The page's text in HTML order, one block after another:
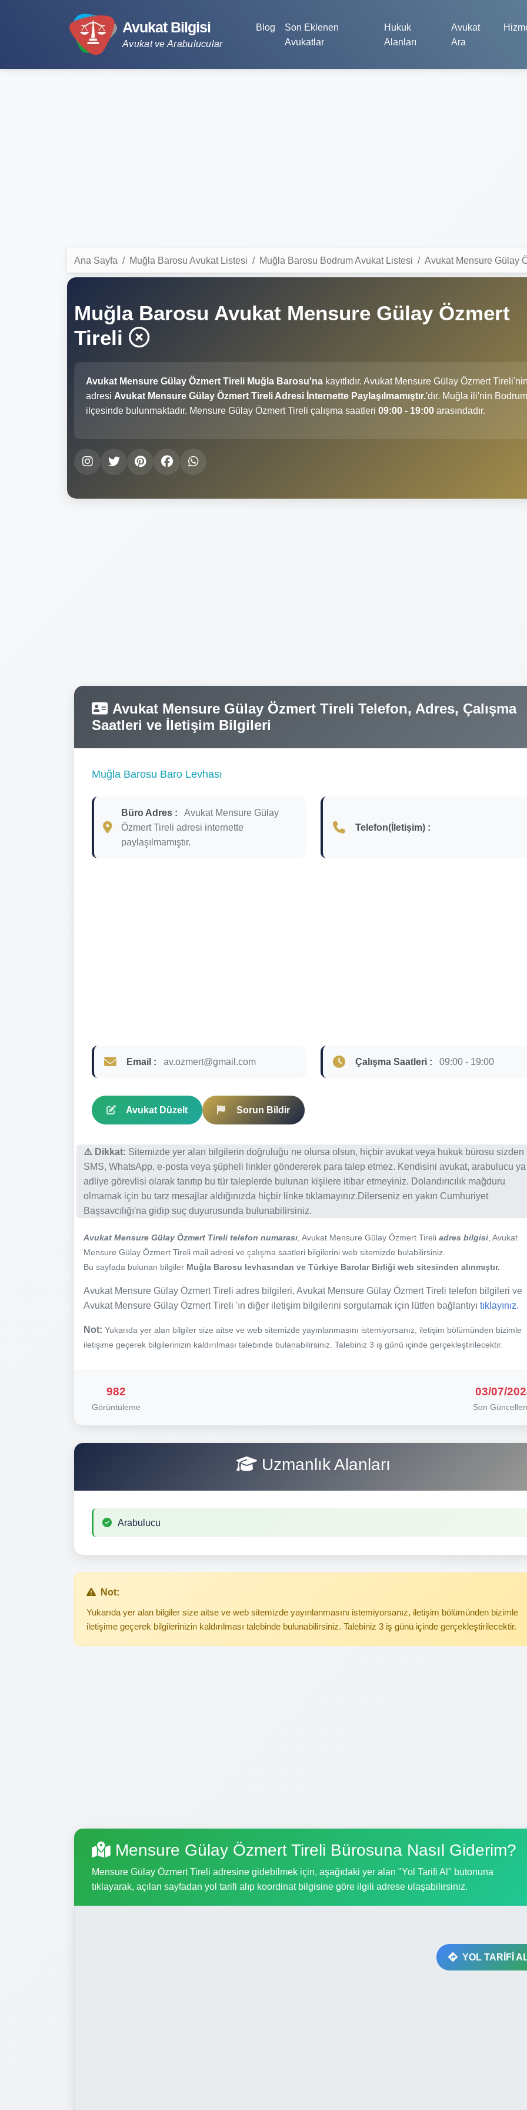
Avukat Bilgisi
Avukat ve Arabulucular
Blog
Son Eklenen
Avukatlar
Hukuk
Alanları
Avukat
Ara
Ana Sayfa Muğla Barosu Avukat Listesi Muğla Barosu Bodrum Avukat Listesi Avukat Mensure Gülay
Muğla Barosu Avukat Mensure Gülay Özmert
Tireli
Avukat Mensure Gülay Özmert Tireli Muğla Barosu'na kayıtlıdır. Avukat Mensure Gülay Özmert
adresi Avukat Mensure Gülay Özmert Tireli Adresi İnternette Paylaşılmamıştır.'dır. Muğla ili'nin Bodrum
ilçesinde bulunmaktadır. Mensure Gülay Özmert Tireli çalışma saatleri 09:00 - 19:00 arasındadır.
Avukat Mensure Gülay Özmert Tireli Telefon, Adres, Çalışma
Saatleri ve İletişim Bilgileri
Muğla Barosu Baro Levhası
Büro Adres :
Avukat Mensure Gülay
Özmert Tireli adresi internette
paylaşılmamıştır.
Telefon(İletişim) :
Email : av.ozmert@gmail.com Çalışma Saatleri : 09:00 - 19:00
Avukat Düzelt Sorun Bildir
⚠️ Dikkat: Sitemizde yer alan bilgilerin doğruluğu ne olursa olsun, hiçbir avukat veya hukuk bürosu sizden
SMS, WhatsApp, e-posta veya şüpheli linkler göndererek para talep etmez. Kendisini avukat, arabulucu
adliye görevlisi olarak tanıtıp bu tür taleplerde bulunan kişilere itibar etmeyiniz. Dolandırıcılık mağduru
olmamak için bu tarz mesajlar aldığınızda hiçbir linke tıklamayınız.Dilerseniz en yakın Cumhuriyet
Başsavcılığı'na gidip suç duyurusunda bulunabilirsiniz.
Avukat Mensure Gülay Özmert Tireli telefon numarası , Avukat Mensure Gülay Özmert Tireli adres bilgisi , Avukat
Mensure Gülay Özmert Tireli mail adresi ve çalışma saatleri bilgilerini web sitemizde bulabilirsiniz.
Bu sayfada bulunan bilgiler Muğla Barosu levhasından ve Türkiye Barolar Birliği web sitesinden alınmıştır.
Avukat Mensure Gülay Özmert Tireli adres bilgileri, Avukat Mensure Gülay Özmert Tireli telefon bilgileri ve
Avukat Mensure Gülay Özmert Tireli 'ın diğer iletişim bilgilerini sorgulamak için lütfen bağlantıyı tıklayınız.
Not: Yukarıda yer alan bilgiler size aitse ve web sitemizde yayınlanmasını istemiyorsanız, iletişim bölümünden bizimle
iletişime geçerek bilgilerinizin kaldırılması talebinde bulanabilirsiniz. Talebiniz 3 iş günü içinde gerçekleştirilecektir.
982
Görüntüleme
03/07/
Son
Uzmanlık Alanları
Arabulucu
Not:
Yukarıda yer alan bilgiler size aitse ve web sitemizde yayınlanmasını istemiyorsanız, iletişim bölümünden bizimle
iletişime geçerek bilgilerinizin kaldırılması talebinde bulunabilirsiniz. Talebiniz 3 iş günü içinde gerçekleştirilecektir.
Mensure Gülay Özmert Tireli Bürosuna Nasıl Giderim?
Mensure Gülay Özmert Tireli adresine gidebilmek için, aşağıdaki yer alan "Yol Tarifi Al" butonuna
tıklayarak, açılan sayfadan yol tarifi alıp koordinat bilgisine göre ilgili adrese ulaşabilirsiniz.
YOL TARİFİ